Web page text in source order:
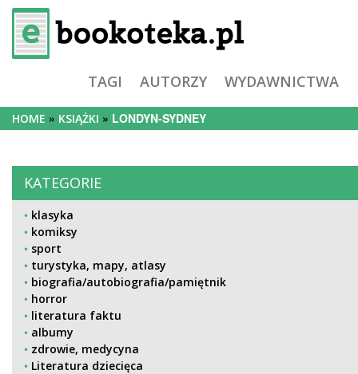
TAGI AUTORZY WYDAWNICTWA
HOME KSIĄŻKI LONDYN-SYDNEY
KATEGORIE
klasyka
komiksy
sport
turystyka, mapy, atlasy
biografia/autobiografia/pamiętnik
horror
literatura faktu
albumy
zdrowie, medycyna
Literatura dziecięca